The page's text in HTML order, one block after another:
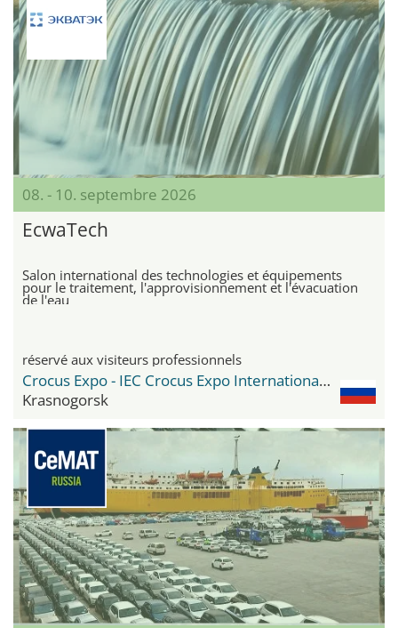
08. - 10. septembre 2026
EcwaTech
Salon international des technologies et équipements
pour le traitement, l'approvisionnement et l'évacuation
de l'eau
réservé aux visiteurs professionnels
Crocus Expo - IEC Crocus Expo International Exhibition Centre
Krasnogorsk